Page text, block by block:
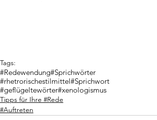
Tags:
#Redewendung#Sprichwörter
#rhetrorischestilmittel#Sprichwort
#geflügeltewörter#xenologismus
Tipps für Ihre #Rede
#Auftreten